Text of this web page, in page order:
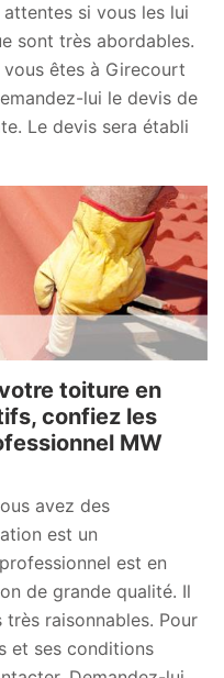
si vous les lui
sont très abordables.
vous êtes à Girecourt
lui le devis de
Le devis sera établi
toiture en
confiez les
MW
avez des
est un
est en
de grande qualité. Il
raisonnables. Pour
et ses conditions